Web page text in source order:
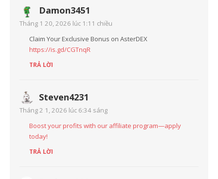
Damon3451
Tháng 1 20, 2026 lúc 1:11 chiều
Claim Your Exclusive Bonus on AsterDEX
https://is.gd/CGTnqR
TRẢ LỜI
Steven4231
Tháng 2 1, 2026 lúc 6:34 sáng
Boost your profits with our affiliate program—apply
today!
TRẢ LỜI